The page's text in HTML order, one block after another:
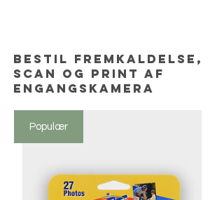
Bestil fremkaldelse,
scan og print af
engangskamera
Populær